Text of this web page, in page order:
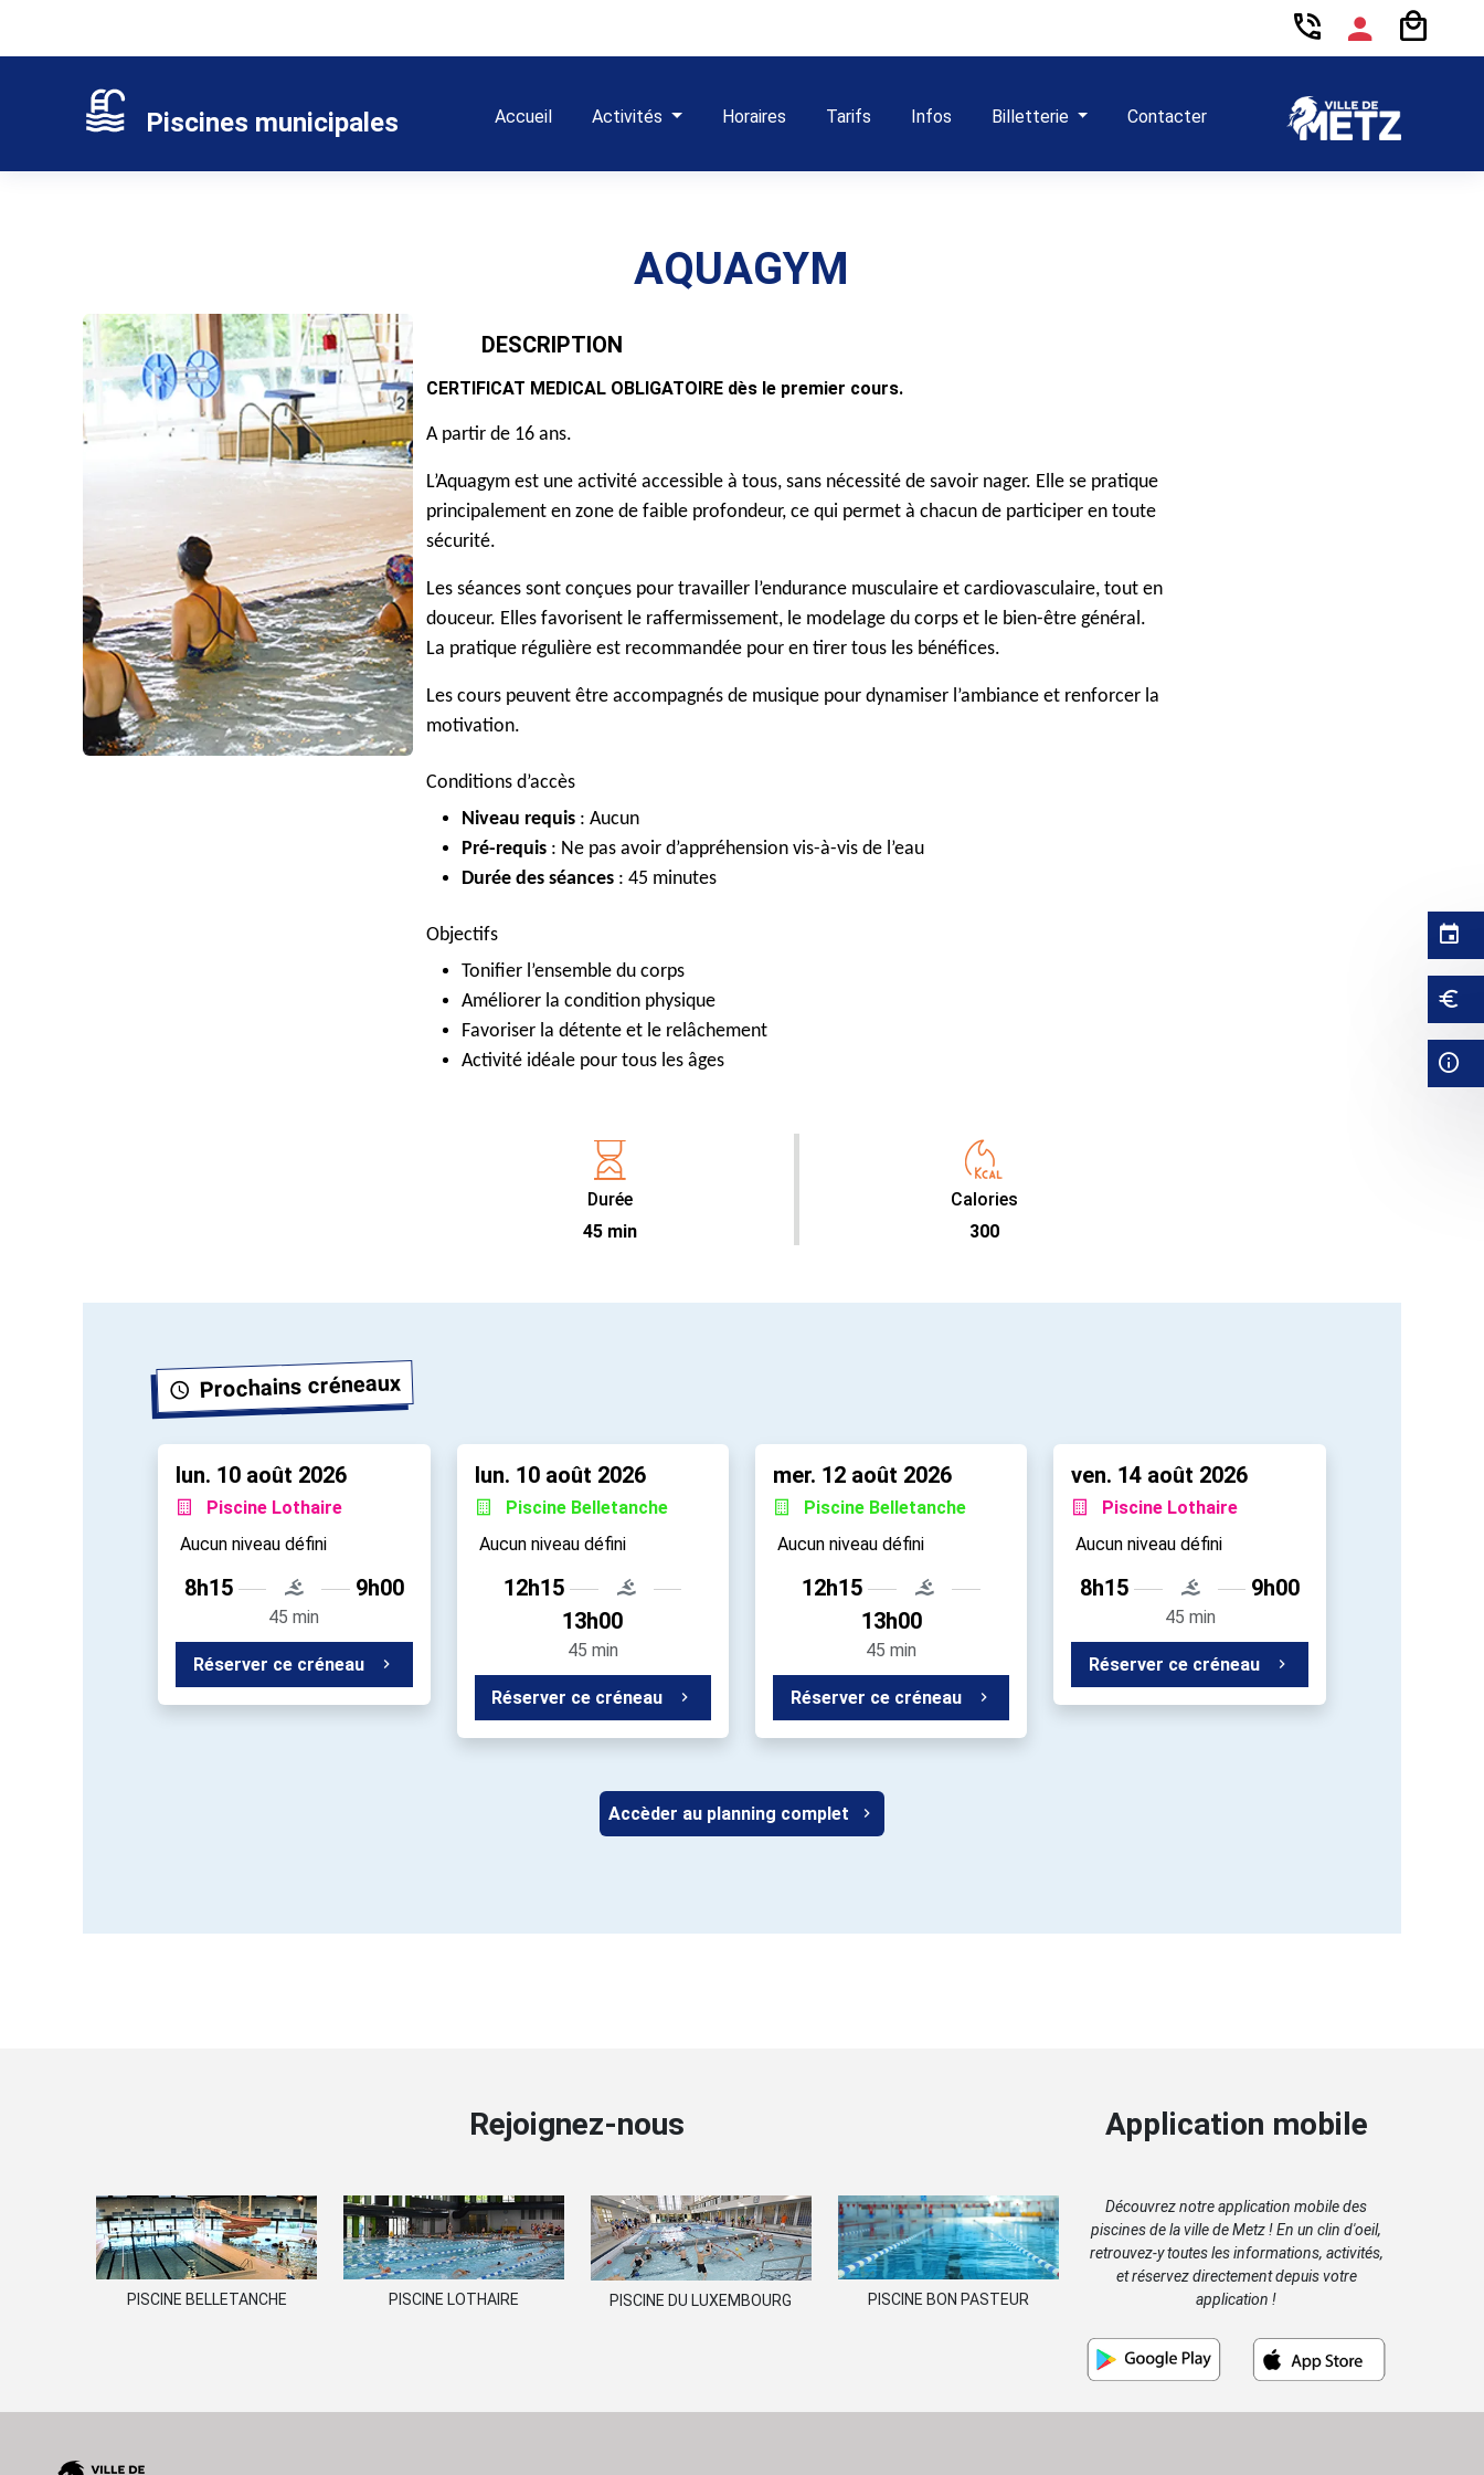
Piscines municipales Accueil Activités Horaires Tarifs Infos Billetterie Contacter
AQUAGYM
DESCRIPTION
CERTIFICAT MEDICAL OBLIGATOIRE dès le premier cours.
A partir de 16 ans.
L’Aquagym est une activité accessible à tous, sans nécessité de savoir nager. Elle se pratique
principalement en zone de faible profondeur, ce qui permet à chacun de participer en toute
sécurité.
Les séances sont conçues pour travailler l’endurance musculaire et cardiovasculaire, tout en
douceur. Elles favorisent le raffermissement, le modelage du corps et le bien-être général.
La pratique régulière est recommandée pour en tirer tous les bénéfices.
Les cours peuvent être accompagnés de musique pour dynamiser l’ambiance et renforcer la
motivation.
Conditions d’accès
Niveau requis: Aucun
Pré-requis: Ne pas avoir d’appréhension vis-à-vis de l’eau
Durée des séances: 45 minutes
Objectifs
Tonifier l’ensemble du corps
Améliorer la condition physique
Favoriser la détente et le relâchement
Activité idéale pour tous les âges
Durée
45 min
Calories
300
Prochains créneaux
lun. 10 août 2026
Piscine Lothaire
Aucun niveau défini
8h15 9h00
45 min
Réserver ce créneau
lun. 10 août 2026
Piscine Belletanche
Aucun niveau défini
12h15
13h00
45 min
Réserver ce créneau
mer. 12 août 2026
Piscine Belletanche
Aucun niveau défini
12h15
13h00
45 min
Réserver ce créneau
ven. 14 août 2026
Piscine Lothaire
Aucun niveau défini
8h15 9h00
45 min
Réserver ce créneau
Accèder au planning complet
Rejoignez-nous
PISCINE BELLETANCHE PISCINE LOTHAIRE PISCINE DU LUXEMBOURG PISCINE BON PASTEUR
Application mobile
Découvrez notre application mobile des
piscines de la ville de Metz ! En un clin d'oeil,
retrouvez-y toutes les informations, activités,
et réservez directement depuis votre
application !